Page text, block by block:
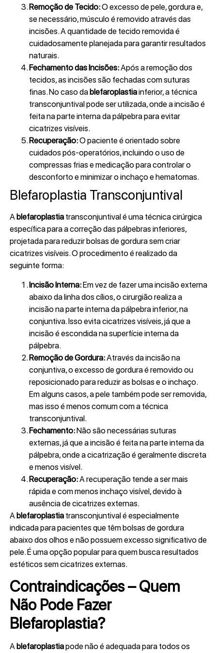
Remoção de Tecido:O excesso de pele, gordura e,
se necessário, músculo é removido através das
incisões. A quantidade de tecido removida é
cuidadosamente planejada para garantir resultados
naturais.
Fechamento das Incisões:Após a remoção dos
tecidos, as incisões são fechadas com suturas
finas. No caso dablefaroplastiainferior, a técnica
transconjuntival pode ser utilizada, onde a incisão é
feita na parte interna da pálpebra para evitar
cicatrizes visíveis.
Recuperação:O paciente é orientado sobre
cuidados pós-operatórios, incluindo o uso de
compressas frias e medicação para controlar o
desconforto e minimizar o inchaço e hematomas.
Blefaroplastia Transconjuntival
Ablefaroplastia transconjuntival é uma técnica cirúrgica
específica para a correção das pálpebras inferiores,
projetada para reduzir bolsas de gordura sem criar
cicatrizes visíveis. O procedimento é realizado da
seguinte forma:
Incisão Interna:Em vez de fazer uma incisão externa
abaixo da linha dos cílios, o cirurgião realiza a
incisão na parte interna da pálpebra inferior, na
conjuntiva. Isso evita cicatrizes visíveis, já que a
incisão é escondida na superfície interna da
pálpebra.
Remoção de Gordura:Através da incisão na
conjuntiva, o excesso de gordura é removido ou
reposicionado para reduzir as bolsas e o inchaço.
Em alguns casos, a pele também pode ser removida,
mas isso é menos comum com a técnica
transconjuntival.
Fechamento:Não são necessárias suturas
externas, já que a incisão é feita na parte interna da
pálpebra, onde a cicatrização é geralmente discreta
e menos visível.
Recuperação:A recuperação tende a ser mais
rápida e com menos inchaço visível, devido à
ausência de cicatrizes externas.
A blefaroplastia transconjuntival é especialmente
indicada para pacientes que têm bolsas de gordura
abaixo dos olhos e não possuem excesso significativo de
pele. É uma opção popular para quem busca resultados
estéticos sem cicatrizes externas.
Contraindicações – Quem
Não Pode Fazer
Blefaroplastia?
Ablefaroplastiapode não é adequada para todos os